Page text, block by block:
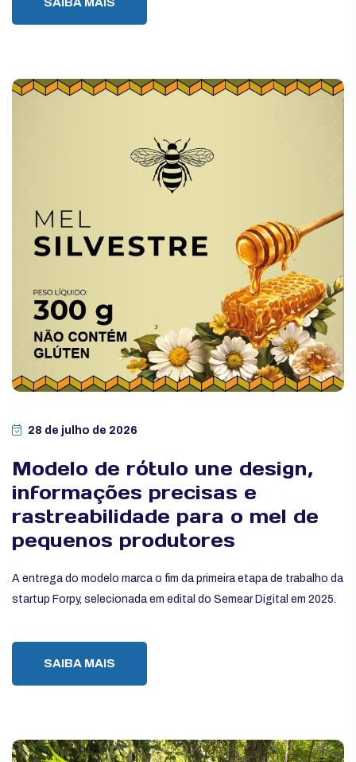
SAIBA MAIS
28 de julho de 2026
Modelo de rótulo une design,
informações precisas e
rastreabilidade para o mel de
pequenos produtores
A entrega do modelo marca o fim da primeira etapa de trabalho da
startup Forpy, selecionada em edital do Semear Digital em 2025.
SAIBA MAIS